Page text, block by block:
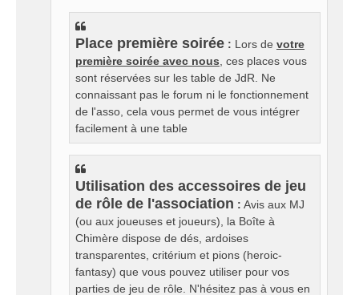
Place première soirée : Lors de votre
première soirée avec nous , ces places vous
sont réservées sur les table de JdR. Ne
connaissant pas le forum ni le fonctionnement
de l'asso, cela vous permet de vous intégrer
facilement à une table
Utilisation des accessoires de jeu
de rôle de l'association : Avis aux MJ
(ou aux joueuses et joueurs), la Boîte à
Chimère dispose de dés, ardoises
transparentes, critérium et pions (heroic-
fantasy) que vous pouvez utiliser pour vos
parties de jeu de rôle. N'hésitez pas à vous en